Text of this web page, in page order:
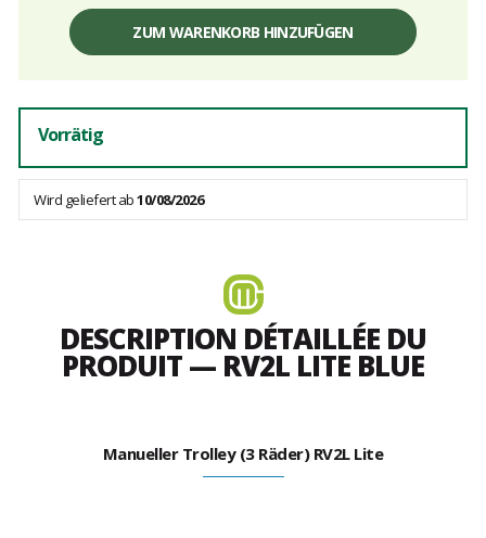
Einzelpreis,
Gebühren
ZUM WARENKORB HINZUFÜGEN
Vorrätig
Wird geliefert ab10/08/2026
DESCRIPTION DÉTAILLÉE DU
PRODUIT — RV2L LITE BLUE
Manueller Trolley (3 Räder) RV2L Lite